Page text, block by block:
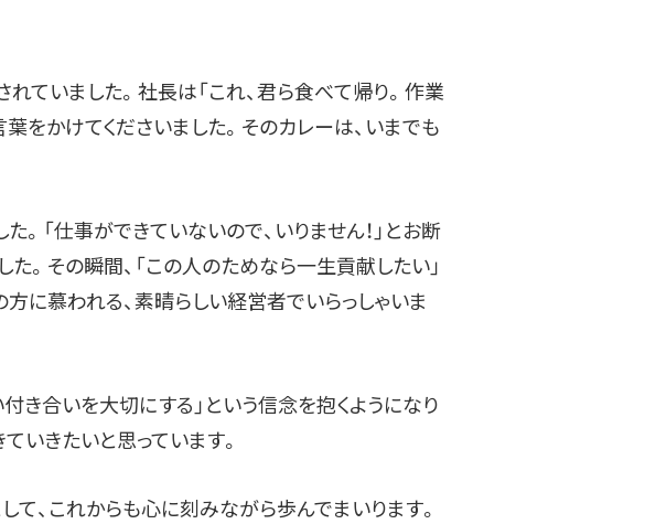
ていました。社長は「これ、君ら食べて帰り。作業
をかけてくださいました。そのカレーは、いまでも
。「仕事ができていないので、いりません！」とお断
た。その瞬間、「この人のためなら一生貢献したい」
に慕われる、素晴らしい経営者でいらっしゃいま
き合いを大切にする」という信念を抱くようになり
いきたいと思っています。
、これからも心に刻みながら歩んでまいります。